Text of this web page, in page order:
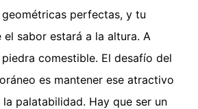
perfectas, y tu
el sabor estará a la altura. A
comestible. El desafío del
es mantener ese atractivo
palatabilidad. Hay que ser un